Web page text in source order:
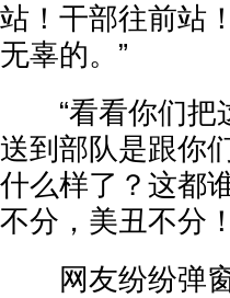
站！干部往前站
无辜的。”
“看看你们把
送到部队是跟你
什么样了？这都
不分，美丑不分
网友纷纷弹窗